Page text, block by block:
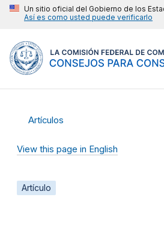
Un sitio oficial del Gobierno de los
Así es como usted puede verificarlo
Artículos
View this page in English
Artículo